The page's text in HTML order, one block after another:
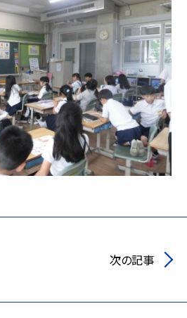
次の記事